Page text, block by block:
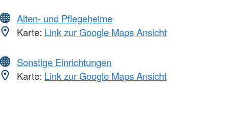
Alten- und Pflegeheime
Karte: Link zur Google Maps Ansicht
Sonstige Einrichtungen
Karte: Link zur Google Maps Ansicht